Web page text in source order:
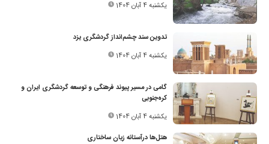
یکشنبه 4 آبان 1404
تدوین سند چشم‌انداز گردشگری یزد
یکشنبه 4 آبان 1404
گامی در مسیر پیوند فرهنگی و توسعه گردشگری ایران و
کره‌جنوبی
یکشنبه 4 آبان 1404
هتل‌ها درآستانه زیان ساختاری